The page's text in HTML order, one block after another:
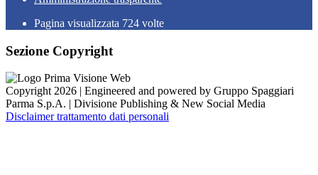
Pagina visualizzata 724 volte
Sezione Copyright
Copyright 2026 | Engineered and powered by Gruppo Spaggiari
Parma S.p.A. | Divisione Publishing & New Social Media
Disclaimer trattamento dati personali